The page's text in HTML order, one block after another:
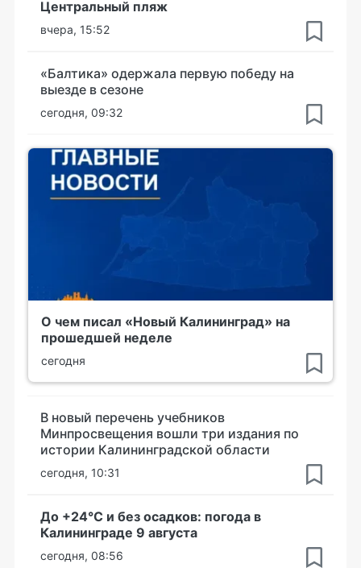
Центральный пляж
вчера, 15:52
«Балтика» одержала первую победу на
выезде в сезоне
сегодня, 09:32
О чем писал «Новый Калининград» на
прошедшей неделе
сегодня
В новый перечень учебников
Минпросвещения вошли три издания по
истории Калининградской области
сегодня, 10:31
До +24°С и без осадков: погода в
Калининграде 9 августа
сегодня, 08:56